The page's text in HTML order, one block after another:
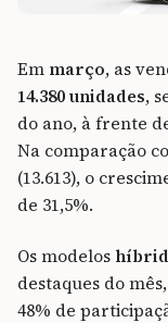
Em março, as
14.380 unidades,
do ano, à frente
Na comparação
(13.613), o
de 31,5%.
Os modelos
destaques do
48% de